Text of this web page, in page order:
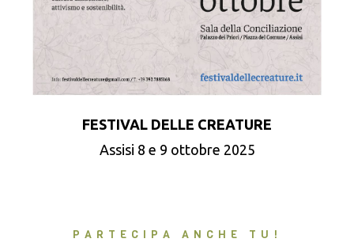
FESTIVAL DELLE CREATURE
Assisi 8 e 9 ottobre 2025
PARTECIPA ANCHE TU!